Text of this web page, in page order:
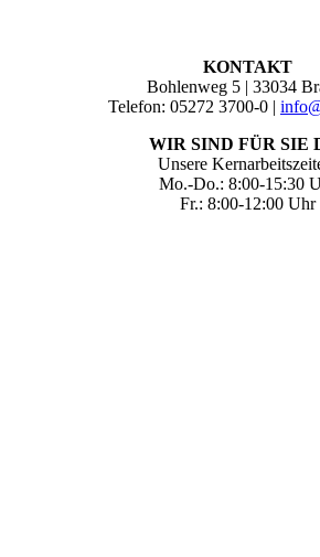
KONTAKT
Bohlenweg 5 | 33034
Telefon: 05272 3700-0 |
WIR SIND FÜR SIE
Unsere
Mo.-Do.: 8:00-15:30
Fr.: 8:00-12:00 Uhr